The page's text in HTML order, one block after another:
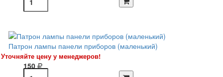
Патрон лампы панели приборов (маленький)
Уточняйте цену у менеджеров!
150